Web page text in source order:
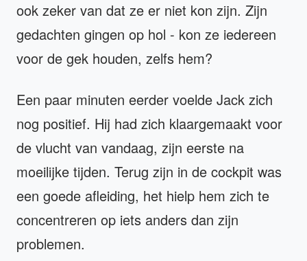
ook zeker van dat ze er niet kon zijn. Zijn
gedachten gingen op hol - kon ze iedereen
voor de gek houden, zelfs hem?
Een paar minuten eerder voelde Jack zich
nog positief. Hij had zich klaargemaakt voor
de vlucht van vandaag, zijn eerste na
moeilijke tijden. Terug zijn in de cockpit was
een goede afleiding, het hielp hem zich te
concentreren op iets anders dan zijn
problemen.